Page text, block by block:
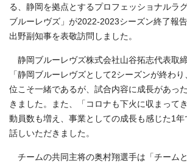
る、静岡を拠点とするプロフェッショナルラ
ブルーレヴズ」が2022-2023シーズン終了報
出野副知事を表敬訪問しました。
静岡ブルーレヴズ株式会社山谷拓志代表取締
「静岡ブルーレヴズとして2シーズンが終わ
位こそ一緒であるが、試合内容に成長があっ
きました。また、「コロナも下火に収まって
動員数も増え、事業としての成長も感じた1
話しいただきました。
チームの共同主将の奥村翔選手は「チーム